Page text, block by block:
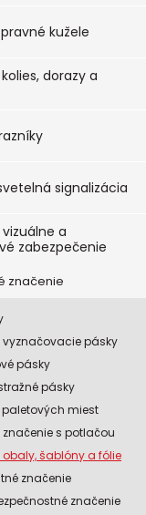
kužele
dorazy a
signalizácia
a
zabezpečenie
značenie
vyznačovacie pásky
pásky
pásky
paletových miest
s potlačou
šablóny a fólie
značenie
značenie